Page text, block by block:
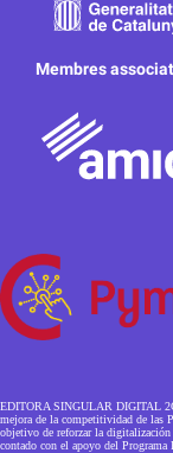
Membres
EDITORA SINGULAR DIGITAL
mejora de la competitividad de las
objetivo de reforzar la
contado con el apoyo del Programa